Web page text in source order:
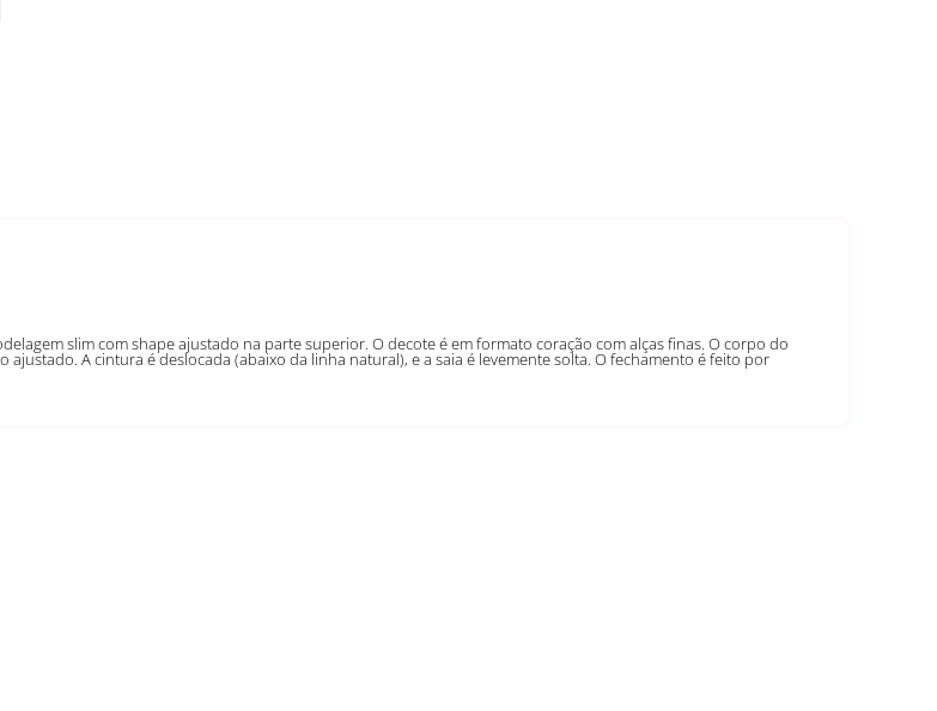
slim com shape ajustado na parte superior. O decote é em formato coração com alças finas. O corpo do
A cintura é deslocada (abaixo da linha natural), e a saia é levemente solta. O fechamento é feito por